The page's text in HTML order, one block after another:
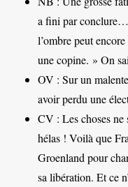
a fini par
l’ombre peut
une copine. » On
OV : Sur un
avoir perdu une
CV : Les choses ne
hélas ! Voilà que
Groenland pour
sa libération. Et ce